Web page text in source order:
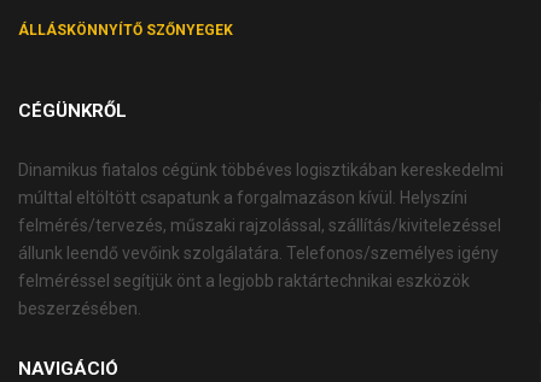
ÁLLÁSKÖNNYÍTŐ SZŐNYEGEK
CÉGÜNKRŐL
Dinamikus fiatalos cégünk többéves logisztikában kereskedelmi
múlttal eltöltött csapatunk a forgalmazáson kívül. Helyszíni
felmérés/tervezés, műszaki rajzolással, szállítás/kivitelezéssel
állunk leendő vevőink szolgálatára. Telefonos/személyes igény
felméréssel segítjük önt a legjobb raktártechnikai eszközök
beszerzésében.
NAVIGÁCIÓ